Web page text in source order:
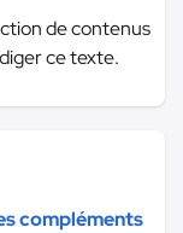
de contenus
ce texte.
compléments